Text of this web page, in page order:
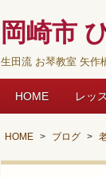
岡崎市
生田流 お琴教室 矢作
HOME レッ
HOME ブログ